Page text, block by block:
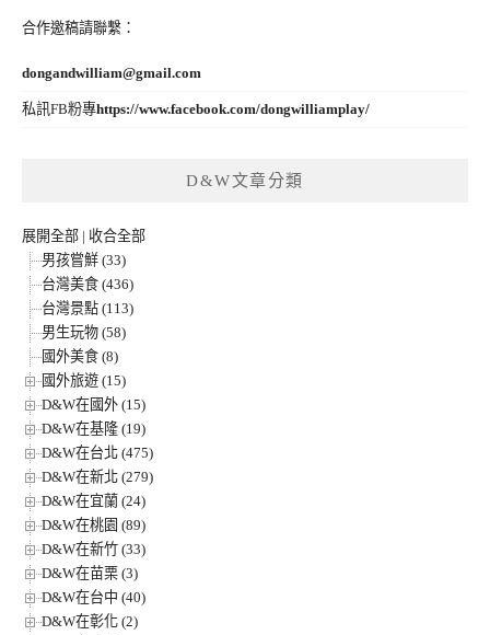
合作邀稿請聯繫：
dongandwilliam@gmail.com
私訊FB粉專https://www.facebook.com/dongwilliamplay/
D&W文章分類
展開全部 | 收合全部
男孩嘗鮮 (33)
台灣美食 (436)
台灣景點 (113)
男生玩物 (58)
國外美食 (8)
國外旅遊 (15)
D&W在國外 (15)
D&W在基隆 (19)
D&W在台北 (475)
D&W在新北 (279)
D&W在宜蘭 (24)
D&W在桃園 (89)
D&W在新竹 (33)
D&W在苗栗 (3)
D&W在台中 (40)
D&W在彰化 (2)